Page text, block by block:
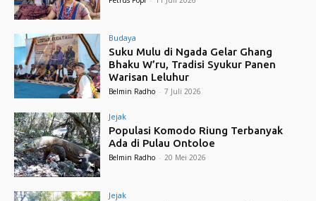
Budaya
Suku Mulu di Ngada Gelar Ghang
Bhaku W’ru, Tradisi Syukur Panen
Warisan Leluhur
Belmin Radho - 7 Juli 2026
Jejak
Populasi Komodo Riung Terbanyak
Ada di Pulau Ontoloe
Belmin Radho - 20 Mei 2026
Jejak